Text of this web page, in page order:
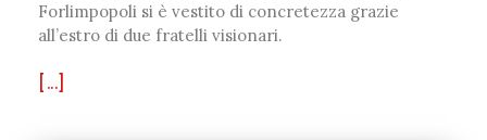
Forlimpopoli si è vestito di concretezza grazie
all’estro di due fratelli visionari.
[...]